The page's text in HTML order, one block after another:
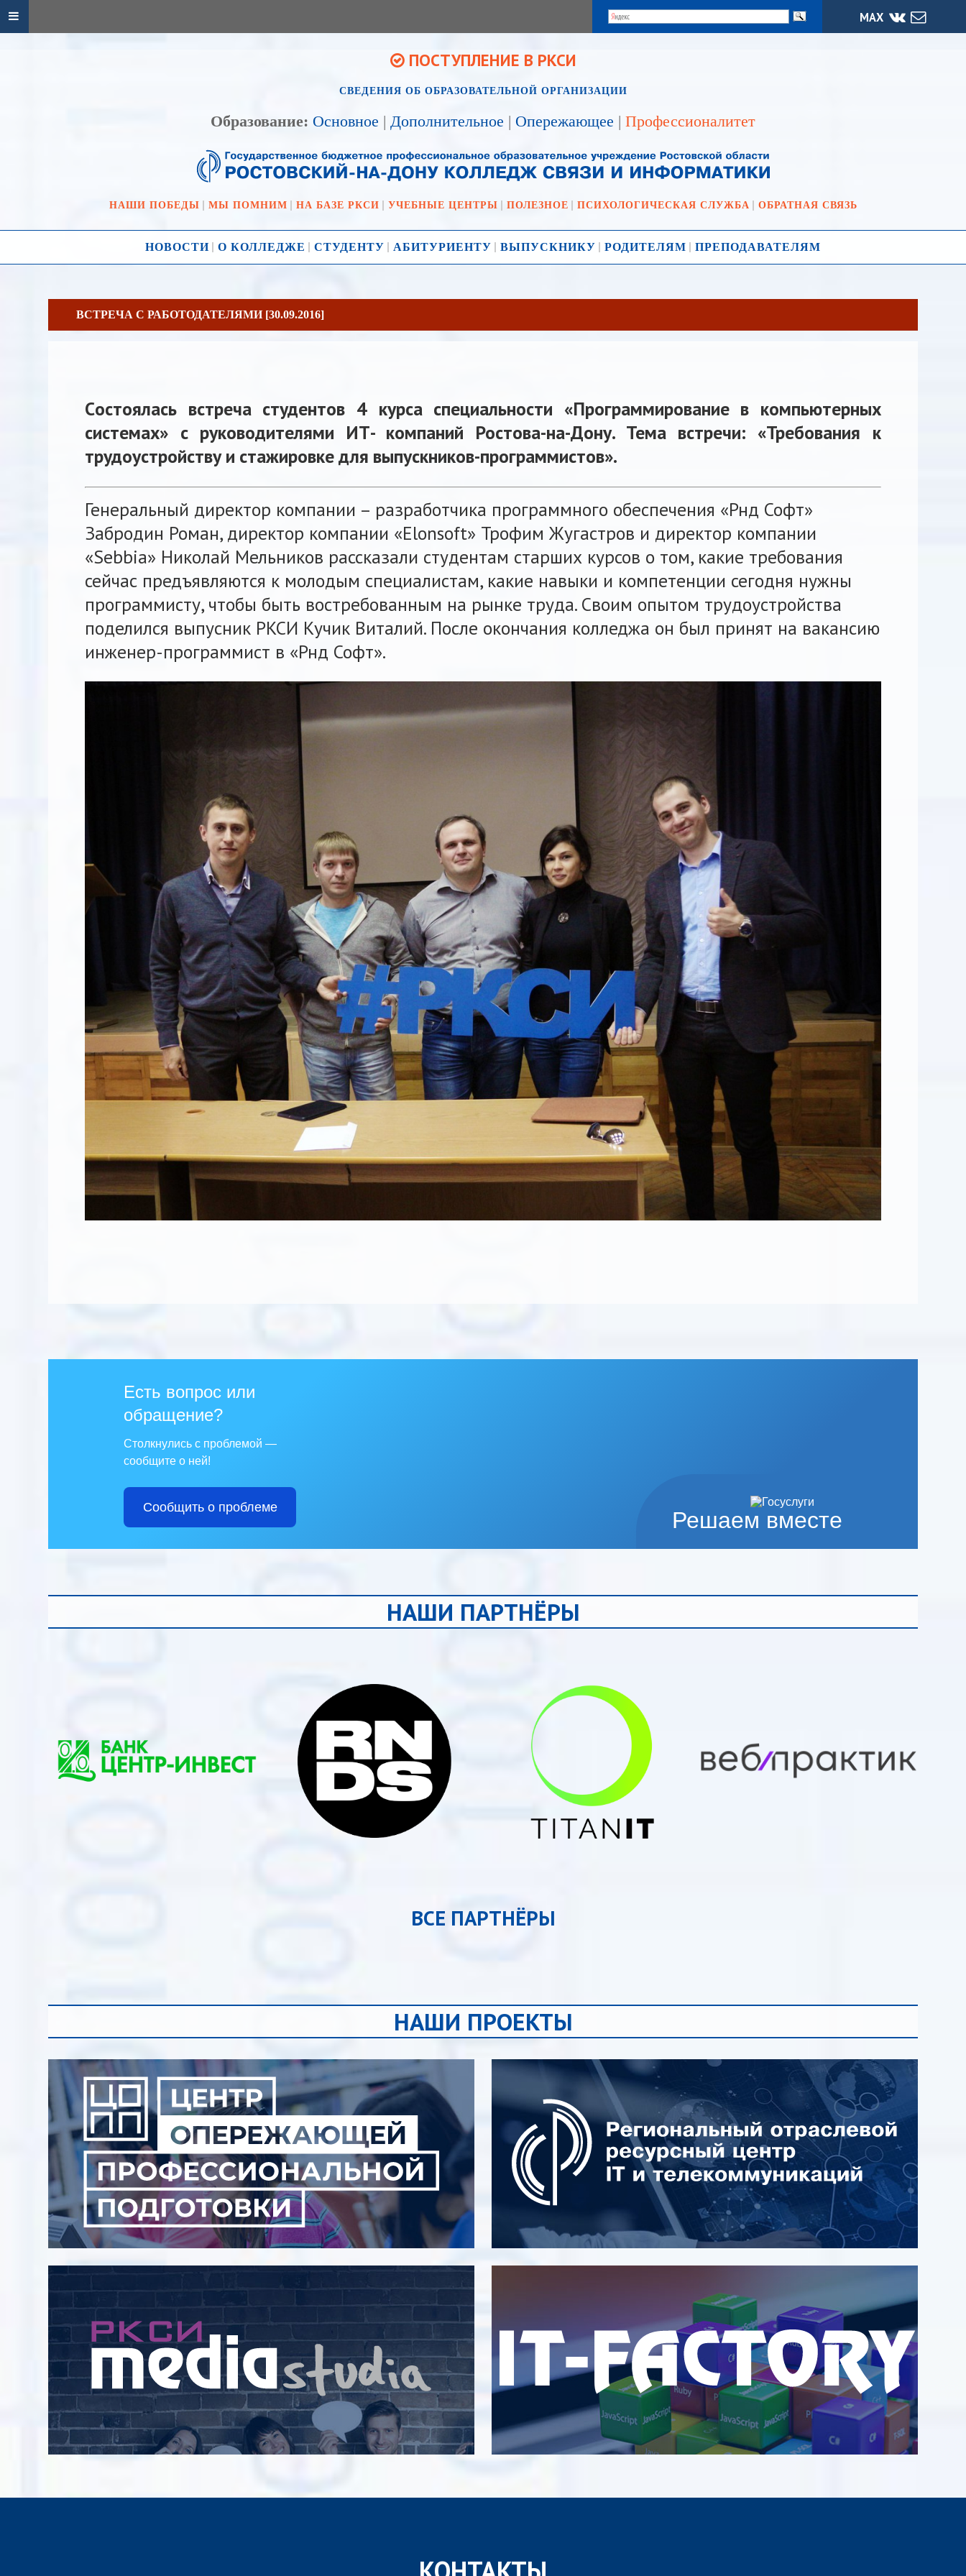
МАХ
ПОСТУПЛЕНИЕ В РКСИ
СВЕДЕНИЯ ОБ ОБРАЗОВАТЕЛЬНОЙ ОРГАНИЗАЦИИ
Образование: Основное | Дополнительное | Опережающее | Профессионалитет
НАШИ ПОБЕДЫ МЫ ПОМНИМ НА БАЗЕ РКСИ УЧЕБНЫЕ ЦЕНТРЫ ПОЛЕЗНОЕ ПСИХОЛОГИЧЕСКАЯ СЛУЖБА ОБРАТНАЯ СВЯЗЬ
НОВОСТИ О КОЛЛЕДЖЕ СТУДЕНТУ АБИТУРИЕНТУ ВЫПУСКНИКУ РОДИТЕЛЯМ ПРЕПОДАВАТЕЛЯМ
ВСТРЕЧА С РАБОТОДАТЕЛЯМИ [30.09.2016]
Cостоялась встреча студентов 4 курса специальности «Программирование в компьютерных
системах» с руководителями ИТ- компаний Ростова-на-Дону. Тема встречи: «Требования к
трудоустройству и стажировке для выпускников-программистов».
Генеральный директор компании – разработчика программного обеспечения «Рнд Софт»
Забродин Роман, директор компании «Elonsoft» Трофим Жугастров и директор компании
«Sebbia» Николай Мельников рассказали студентам старших курсов о том, какие требования
сейчас предъявляются к молодым специалистам, какие навыки и компетенции сегодня нужны
программисту, чтобы быть востребованным на рынке труда. Своим опытом трудоустройства
поделился выпусник РКСИ Кучик Виталий. После окончания колледжа он был принят на вакансию
инженер-программист в «Рнд Софт».
Решаем вместе
Есть вопрос или
обращение?
Столкнулись с проблемой —
сообщите о ней!
Сообщить о проблеме
НАШИ ПАРТНЁРЫ
ВСЕ ПАРТНЁРЫ
НАШИ ПРОЕКТЫ